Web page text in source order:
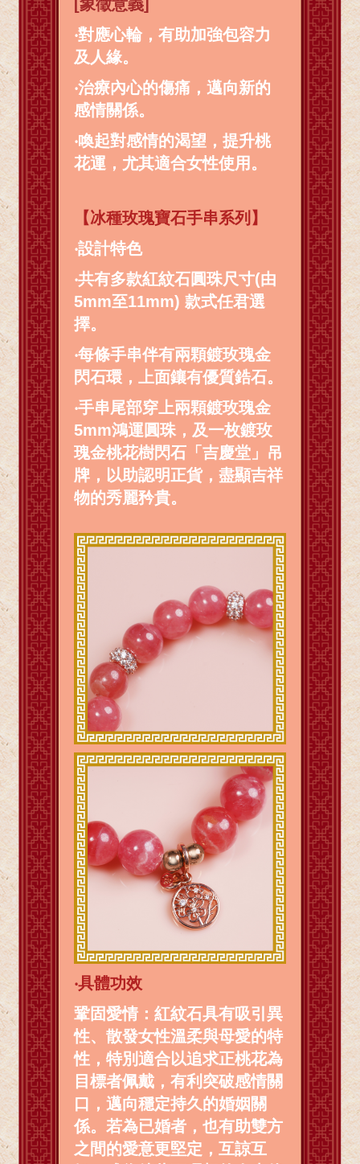
[象徵意義]
‧對應心輪，有助加強包容力
及人緣。
‧治療內心的傷痛，邁向新的
感情關係。
‧喚起對感情的渴望，提升桃
花運，尤其適合女性使用。
【冰種玫瑰寶石手串系列】
‧設計特色
‧共有多款紅紋石圓珠尺寸(由
5mm至11mm) 款式任君選
擇。
‧每條手串伴有兩顆鍍玫瑰金
閃石環，上面鑲有優質鋯石。
‧手串尾部穿上兩顆鍍玫瑰金
5mm鴻運圓珠，及一枚鍍玫
瑰金桃花樹閃石「吉慶堂」吊
牌，以助認明正貨，盡顯吉祥
物的秀麗矜貴。
‧具體功效
鞏固愛情：紅紋石具有吸引異
性、散發女性溫柔與母愛的特
性，特別適合以追求正桃花為
目標者佩戴，有利突破感情關
口，邁向穩定持久的婚姻關
係。若為已婚者，也有助雙方
之間的愛意更堅定，互諒互